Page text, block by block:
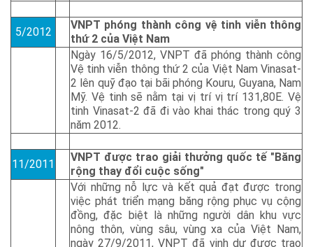
5/2012
VNPT phóng thành công vệ tinh viễn thông
thứ 2 của Việt Nam
Ngày 16/5/2012, VNPT đã phóng thành công
Vệ tinh viễn thông thứ 2 của Việt Nam Vinasat-
2 lên quỹ đạo tại bãi phóng Kouru, Guyana, Nam
Mỹ. Vệ tinh sẽ nằm tại vị trí vị trí 131,80E. Vệ
tinh Vinasat-2 đã đi vào khai thác trong quý 3
năm 2012.
11/2011
VNPT được trao giải thưởng quốc tế "Băng
rộng thay đổi cuộc sống"
Với những nỗ lực và kết quả đạt được trong
việc phát triển mạng băng rộng phục vụ cộng
đồng, đặc biệt là những người dân khu vực
nông thôn, vùng sâu, vùng xa của Việt Nam,
ngày 27/9/2011, VNPT đã vinh dự được trao